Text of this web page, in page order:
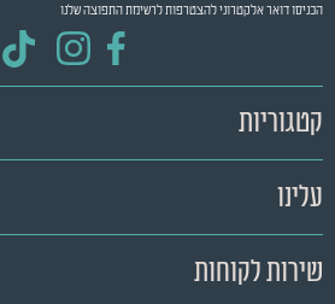
הכניסו דואר אלקטרוני להצטרפות לרשימת התפוצה שלנו
קטגוריות
עלינו
שירות לקוחות